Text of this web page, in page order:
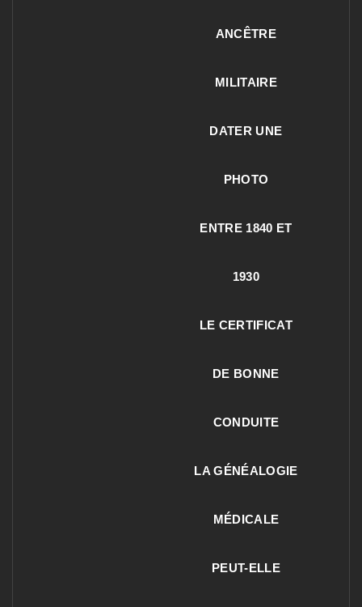
ANCÊTRE
MILITAIRE
DATER UNE
PHOTO
ENTRE 1840 ET
1930
LE CERTIFICAT
DE BONNE
CONDUITE
LA GÉNÉALOGIE
MÉDICALE
PEUT-ELLE